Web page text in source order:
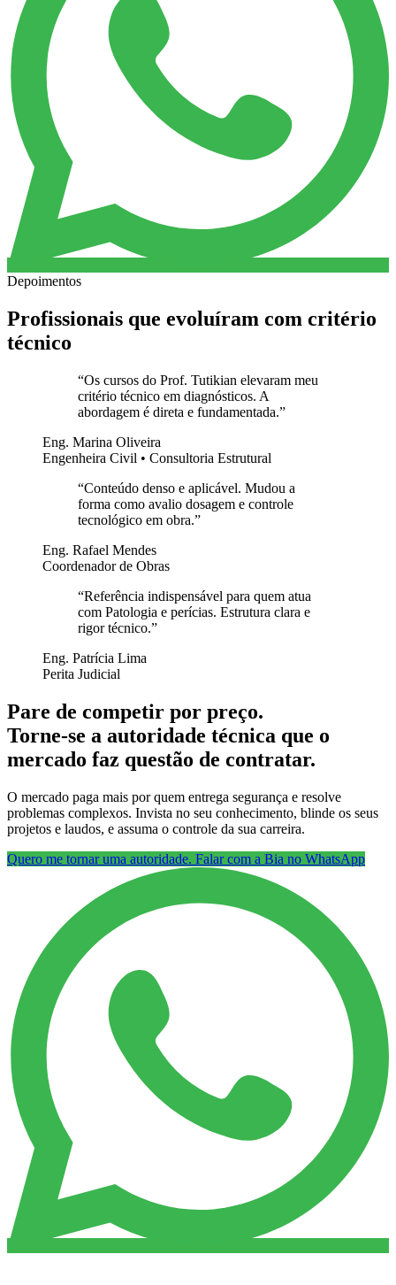
Depoimentos
Profissionais que evoluíram com critério
técnico
“Os cursos do Prof. Tutikian elevaram meu
critério técnico em diagnósticos. A
abordagem é direta e fundamentada.”
Eng. Marina Oliveira
Engenheira Civil • Consultoria Estrutural
“Conteúdo denso e aplicável. Mudou a
forma como avalio dosagem e controle
tecnológico em obra.”
Eng. Rafael Mendes
Coordenador de Obras
“Referência indispensável para quem atua
com Patologia e perícias. Estrutura clara e
rigor técnico.”
Eng. Patrícia Lima
Perita Judicial
Pare de competir por preço.
Torne-se a autoridade técnica que o
mercado faz questão de contratar.
O mercado paga mais por quem entrega segurança e resolve
problemas complexos. Invista no seu conhecimento, blinde os seus
projetos e laudos, e assuma o controle da sua carreira.
Quero me tornar uma autoridade. Falar com a Bia no WhatsApp